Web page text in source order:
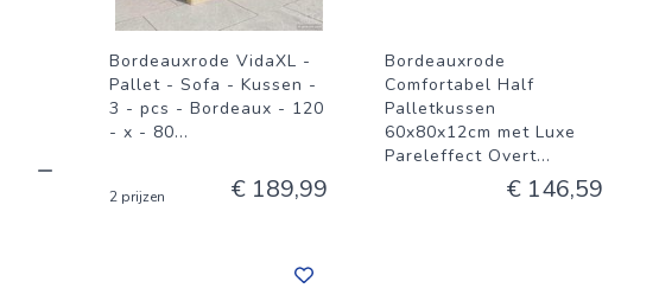
Bordeauxrode VidaXL -
Pallet - Sofa - Kussen -
3 - pcs - Bordeaux - 120
- x - 80...
2 prijzen € 189,99
Bordeauxrode
Comfortabel Half
Palletkussen
60x80x12cm met Luxe
Pareleffect Overt...
€ 146,59